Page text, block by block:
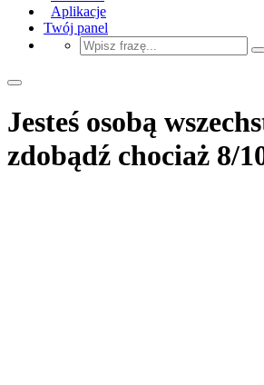
Aplikacje
Twój panel
Jesteś osobą
zdobądź chociaż 8/